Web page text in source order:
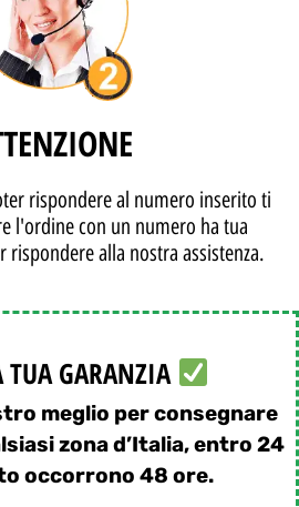
rispondere al numero inserito ti
l'ordine con un numero ha tua
rispondere alla nostra assistenza.
TUA GARANZIA
meglio per consegnare
zona d’Italia, entro 24
occorrono 48 ore.